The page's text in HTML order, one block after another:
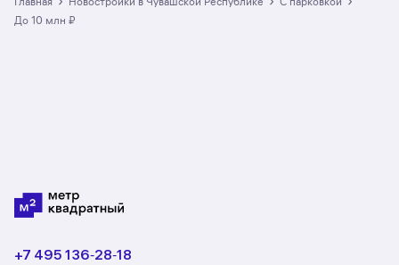
3 ЖК. Гарантия сделки: вернём полную
до 10 млн ₽
+7 495 136‑28‑18